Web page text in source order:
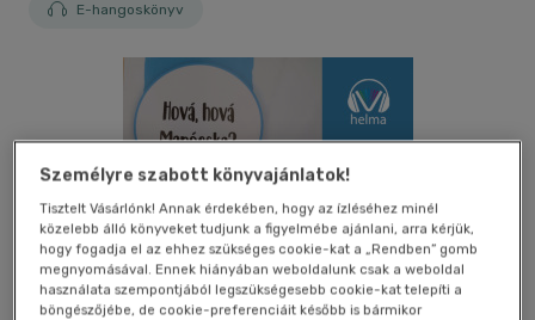
E-hangoskönyv
Személyre szabott könyvajánlatok!
Tisztelt Vásárlónk! Annak érdekében, hogy az ízléséhez minél
közelebb álló könyveket tudjunk a figyelmébe ajánlani, arra kérjük,
hogy fogadja el az ehhez szükséges cookie-kat a „Rendben” gomb
megnyomásával. Ennek hiányában weboldalunk csak a weboldal
használata szempontjából legszükségesebb cookie-kat telepíti a
böngészőjébe, de cookie-preferenciáit később is bármikor